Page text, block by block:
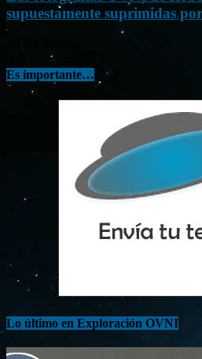
supuestamente suprimidas
Es importante…
Lo último en Exploración OVNI